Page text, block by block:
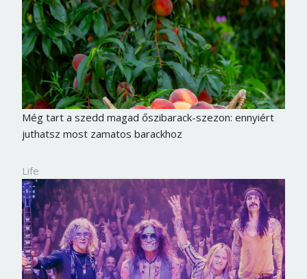
Még tart a szedd magad őszibarack-szezon: ennyiért
juthatsz most zamatos barackhoz
Life